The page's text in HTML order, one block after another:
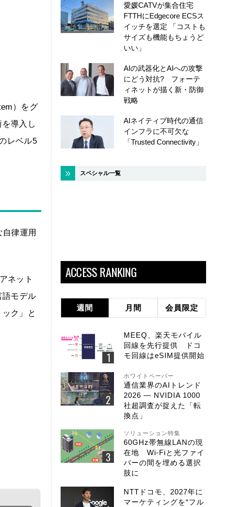
）をグ
導入し
レベル5
律運用
ネット
語モデル
ク」と
愛媛CATVが集合住宅
FTTHにEdgecore ECSス
イッチを選定 「コストも
サイズも機能もちょうど
いい」
AIの武器化とAIへの攻撃
にどう対抗? フォーテ
ィネットが描く新・防御
戦略
AIネイティブ時代の通信
インフラに不可欠な
「Trusted Connectivity」
スペシャル一覧
ACCESS RANKING
週間 月間 会員限定
MEEQ、楽天モバイル
回線を先行提供 ドコ
モ回線はeSIM提供開始
ホワイトペーパー
通信業界のAIトレンド
2026 ― NVIDIA 1000
社超調査が捉えた「転
換点」
ソリューション特集
60GHz帯無線LANの現
在地 Wi-Fiと光ファイ
バーの間を埋める選択
肢に
NTTドコモ、2027年に
マーケティングを“フル